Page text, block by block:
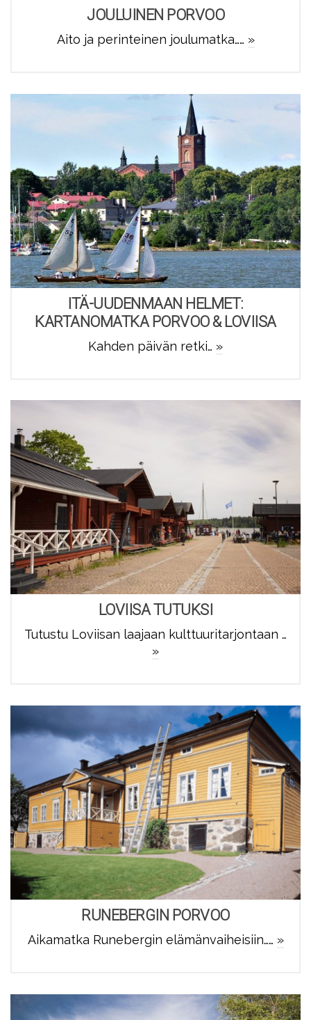
JOULUINEN PORVOO
Aito ja perinteinen joulumatka…… »
ITÄ-UUDENMAAN HELMET:
KARTANOMATKA PORVOO & LOVIISA
Kahden päivän retki… »
LOVIISA TUTUKSI
Tutustu Loviisan laajaan kulttuuritarjontaan …
»
RUNEBERGIN PORVOO
Aikamatka Runebergin elämänvaiheisiin…… »